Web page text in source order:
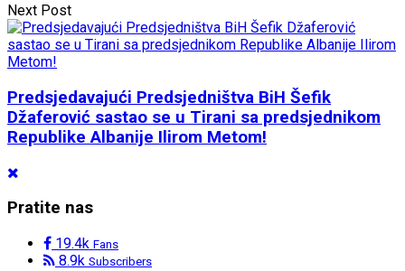
Next Post
Predsjedavajući Predsjedništva BiH Šefik
Džaferović sastao se u Tirani sa predsjednikom
Republike Albanije Ilirom Metom!
Pratite nas
19.4k Fans
8.9k Subscribers